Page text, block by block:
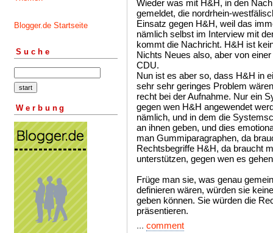
Blogger.de Startseite
Suche
Werbung
Wieder was mit H&H, in den
gemeldet, die nordrhein-
Einsatz gegen H&H, weil das
nämlich selbst im Interview mit
kommt die Nachricht. H&H ist
Nichts Neues also, aber von
CDU.
Nun ist es aber so, dass H&H in
sehr sehr geringes Problem
recht bei der Aufnahme. Nur ein
gegen wen H&H angewendet
nämlich, und in dem die
an ihnen geben, und dies
man Gummiparagraphen, da
Rechtsbegriffe H&H, da braucht
unterstützen, gegen wen es
Früge man sie, was genau
definieren wären, würden sie
geben können. Sie würden die
präsentieren.
... comment